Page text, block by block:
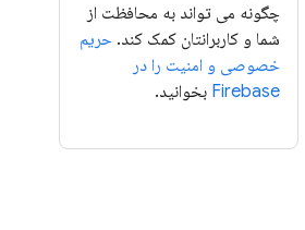
چگونه می تواند به محافظت از
شما و کاربرانتان کمک کند.حریم
خصوصی و امنیت را در
Firebase بخوانید.